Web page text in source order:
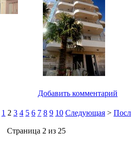
Добавить комментарий
1 2 3 4 5 6 7 8 9 10 Следующая >
Страница 2 из 25